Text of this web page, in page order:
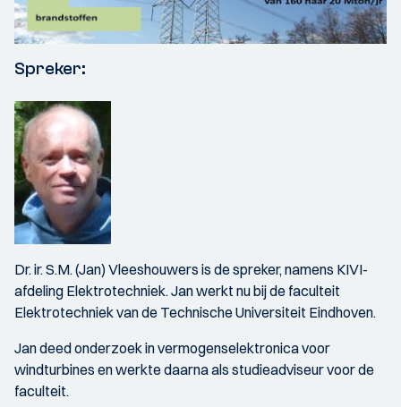
Spreker:
Dr. ir. S.M. (Jan) Vleeshouwers is de spreker, namens KIVI-
afdeling Elektrotechniek. Jan werkt nu bij de faculteit
Elektrotechniek van de Technische Universiteit Eindhoven.
Jan deed onderzoek in vermogenselektronica voor
windturbines en werkte daarna als studieadviseur voor de
faculteit.